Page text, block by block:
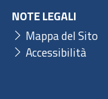
NOTE LEGALI
Mappa del Sito
Accessibilità